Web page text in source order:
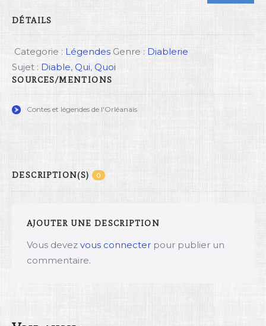
DÉTAILS
Categorie : Légendes Genre : Diablerie
Sujet : Diable, Qui, Quoi
SOURCES/MENTIONS
Contes et légendes de l'Orléanais
DESCRIPTION(S) 0
AJOUTER UNE DESCRIPTION
Vous devez vous connecter pour publier un
commentaire.